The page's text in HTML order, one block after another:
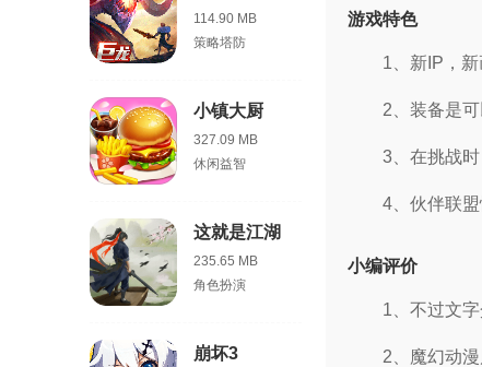
114.90 MB
策略塔防
小镇大厨
327.09 MB
休闲益智
这就是江湖
235.65 MB
角色扮演
崩坏3
游戏特色
1、新IP，
2、装备是
3、在挑战
4、伙伴联
小编评价
1、不过文
2、魔幻动